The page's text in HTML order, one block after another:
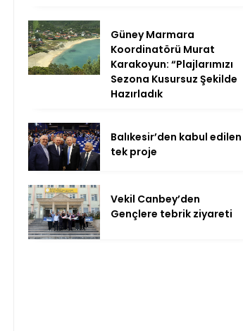
Güney Marmara
Koordinatörü Murat
Karakoyun: “Plajlarımızı
Sezona Kusursuz Şekilde
Hazırladık
Balıkesir’den kabul edilen
tek proje
Vekil Canbey’den
Gençlere tebrik ziyareti